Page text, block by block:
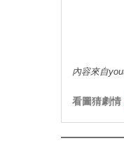
內容來自
看圖猜劇情